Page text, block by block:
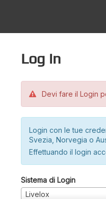
Log in
Devi fare il Login
Login con le tue
Svezia, Norvegia o
Effettuando il login
Sistema di Login
Livelox